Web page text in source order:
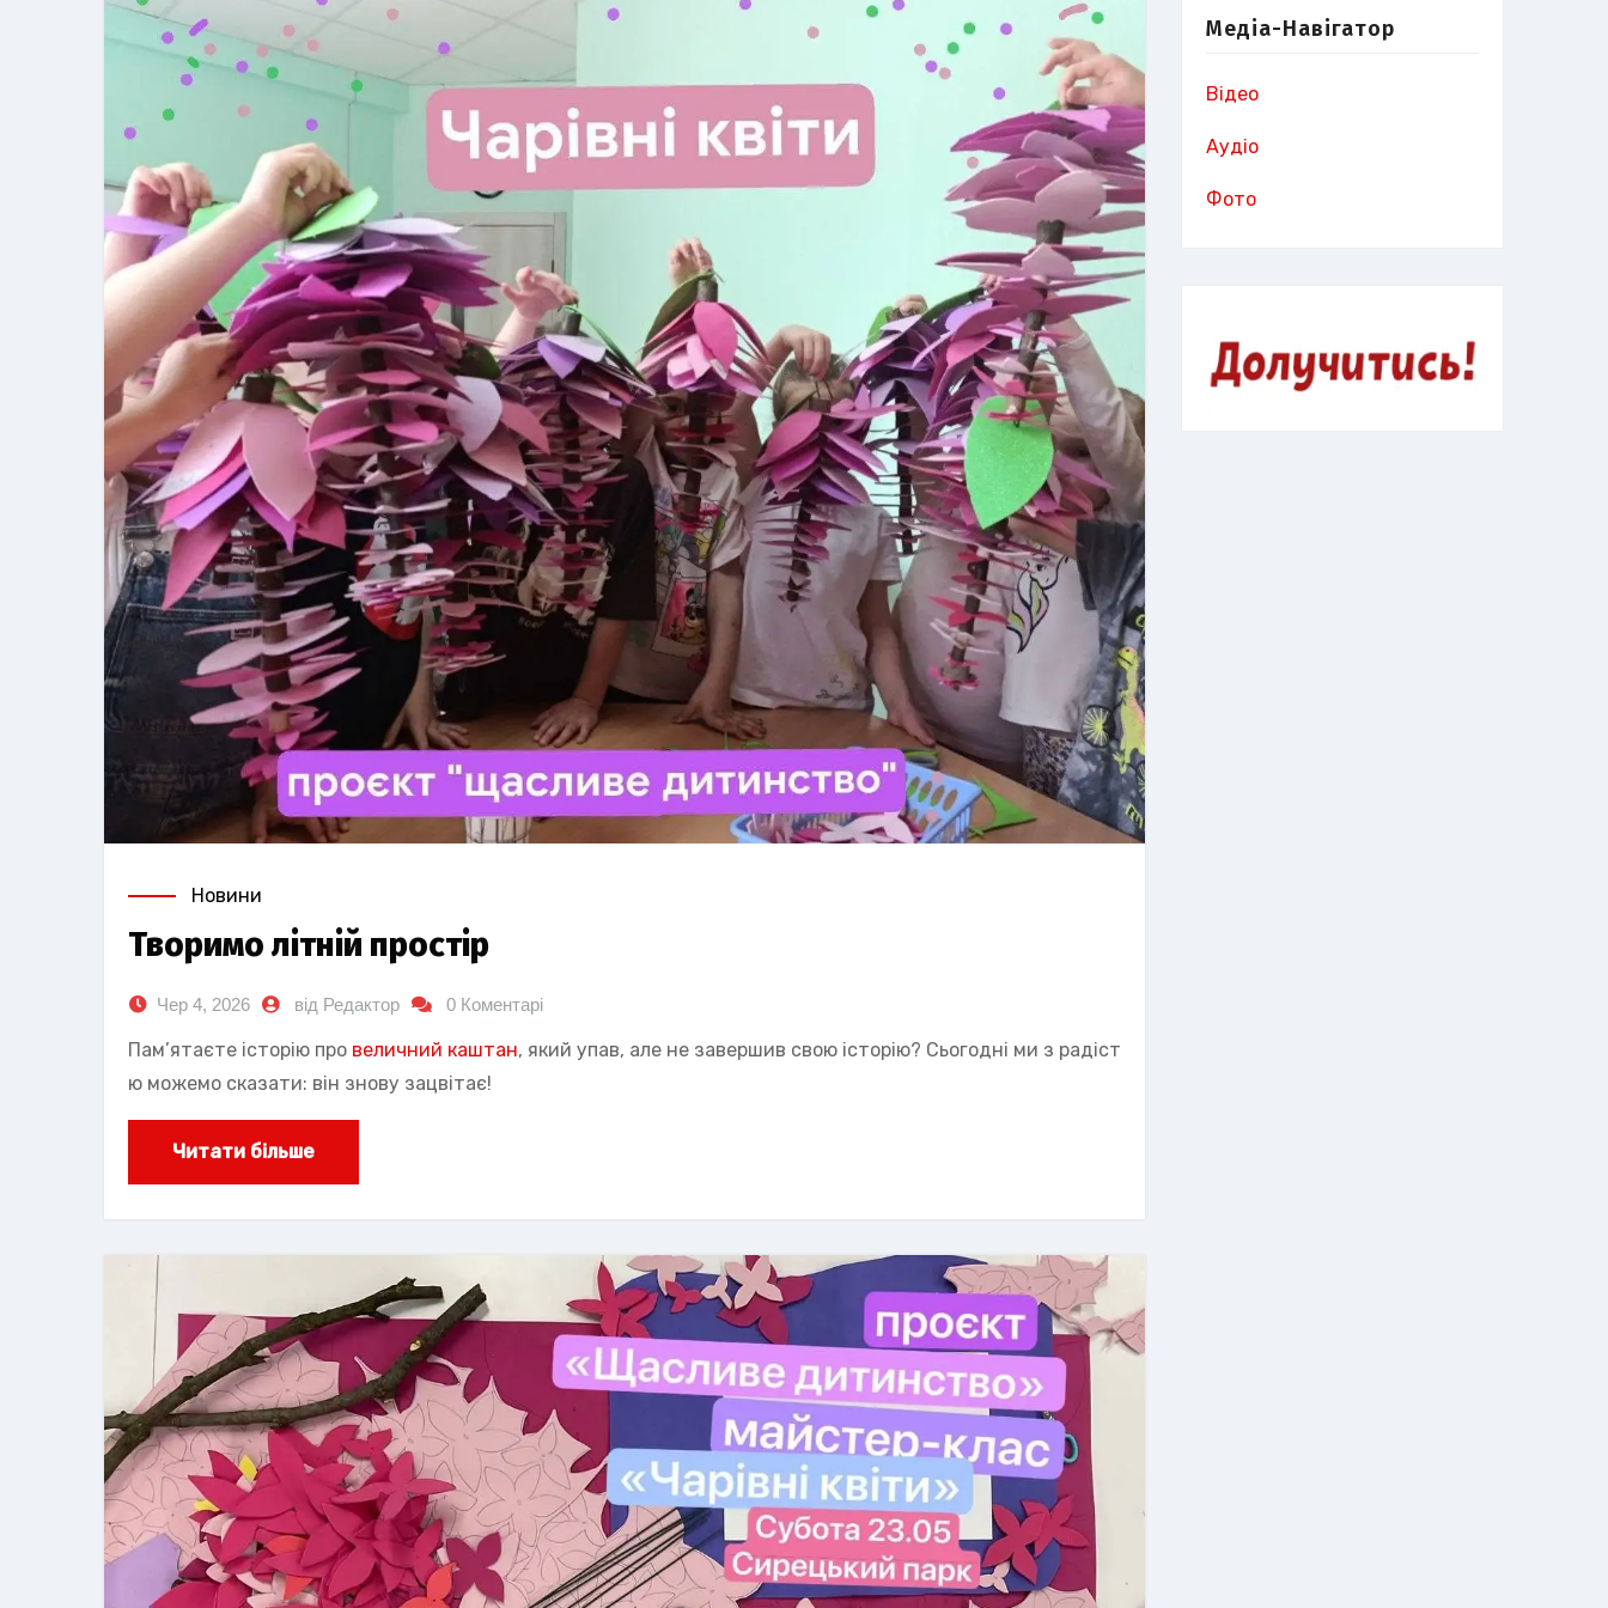
Новини
Творимо літній простір
Чер 4, 2026 від Редактор 0 Коментарі
Пам’ятаєте історію про величний каштан, який упав, але не завершив свою історію? Сьогодні ми з радіст
ю можемо сказати: він знову зацвітає!
Читати більше
Медіа-Навігатор
Відео
Аудіо
Фото